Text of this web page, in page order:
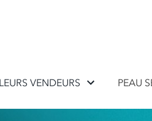
VENDEURS PEAU